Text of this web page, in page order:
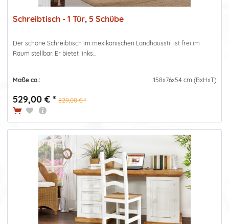
Schreibtisch - 1 Tür, 5 Schübe
Der schöne Schreibtisch im mexikanischen Landhausstil ist frei im
Raum stellbar. Er bietet links...
Maße ca.: 158x76x54 cm (BxHxT)
529,00 € * 829,00 € *